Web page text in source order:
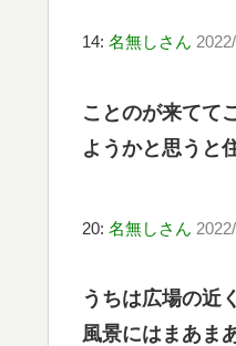
14: 名無しさん
ことのが来てて
ようかと思うと
20: 名無しさん
うちは広場の近
風景にはまあま